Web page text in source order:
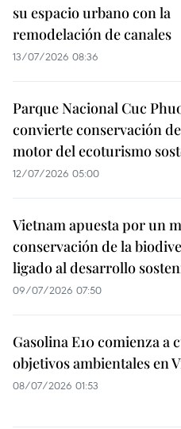
su espacio urbano con la
remodelación de canales
13/07/2026 08:36
Parque Nacional Cuc
convierte conservación
motor del ecoturismo
12/07/2026 05:00
Vietnam apuesta por un
conservación de la
ligado al desarrollo
09/07/2026 07:50
Gasolina E10 comienza a
objetivos ambientales en
08/07/2026 01:53